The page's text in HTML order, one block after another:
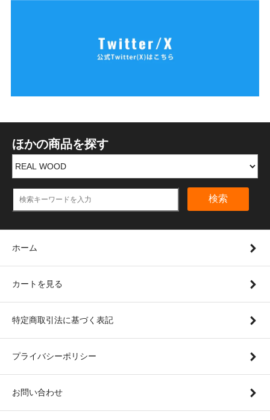
ほかの商品を探す
検索
ホーム
カートを見る
特定商取引法に基づく表記
プライバシーポリシー
お問い合わせ